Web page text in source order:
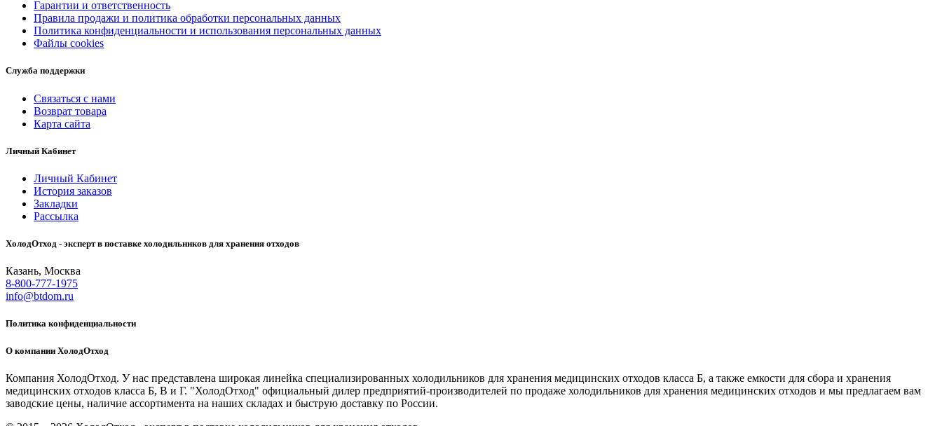
Гарантии и ответственность
Правила продажи и политика обработки персональных данных
Политика конфиденциальности и использования персональных данных
Файлы cookies
Служба поддержки
Связаться с нами
Возврат товара
Карта сайта
Личный Кабинет
Личный Кабинет
История заказов
Закладки
Рассылка
ХолодОтход - эксперт в поставке холодильников для хранения отходов
Казань, Москва
8-800-777-1975
info@btdom.ru
Политика конфиденциальности
О компании ХолодОтход
Компания ХолодОтход. У нас представлена широкая линейка специализированных холодильников для хранения медицинских отходов класса Б, а также емкости для сбора и хранения
медицинских отходов класса Б, В и Г. "ХолодОтход" официальный дилер предприятий-производителей по продаже холодильников для хранения медицинских отходов и мы предлагаем вам
заводские цены, наличие ассортимента на наших складах и быструю доставку по России.